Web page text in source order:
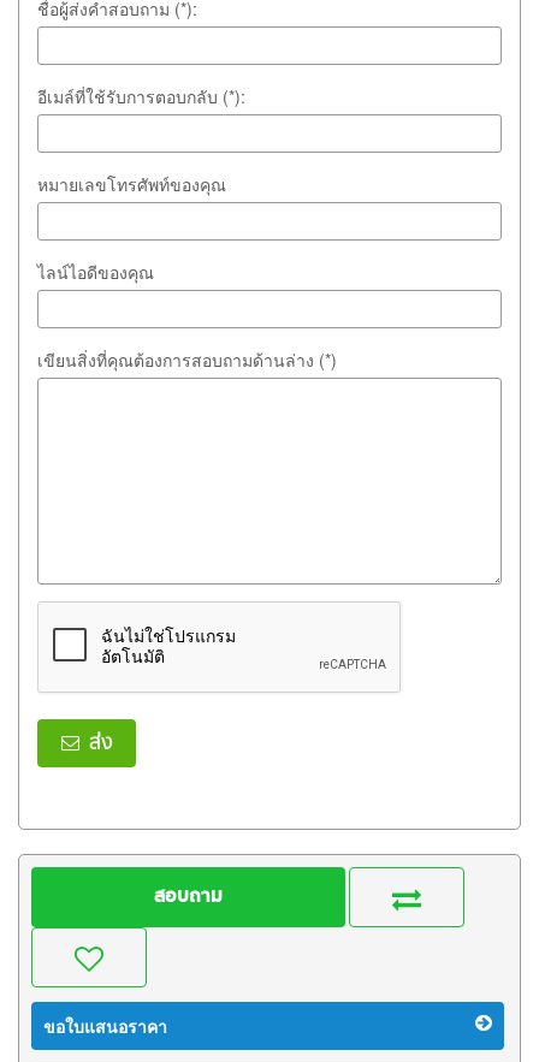
ชื่อผู้ส่งคำสอบถาม (*):
อีเมล์ที่ใช้รับการตอบกลับ (*):
หมายเลขโทรศัพท์ของคุณ
ไลน์ไอดีของคุณ
เขียนสิ่งที่คุณต้องการสอบถามด้านล่าง (*)
ส่ง
สอบถาม
ขอใบแสนอราคา